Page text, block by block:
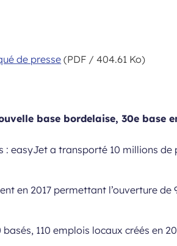
de presse (PDF / 404.61 Ko)
base bordelaise, 30e base
: easyJet a transporté 10 millions
en 2017 permettant l’ouverture
110 emplois locaux créés en